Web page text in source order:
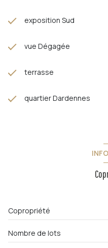
exposition Sud
vue Dégagée
terrasse
quartier Dardennes
Copropriété
Nombre de lots